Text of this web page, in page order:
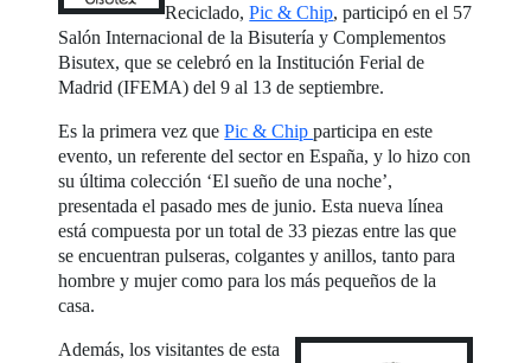
Reciclado,Pic & Chip, participó en el 57
Salón Internacional de la Bisutería y Complementos
Bisutex, que se celebró en la Institución Ferial de
Madrid (IFEMA) del 9 al 13 de septiembre.
Es la primera vez quePic & Chipparticipa en este
evento, un referente del sector en España, y lo hizo con
su última colección ‘El sueño de una noche’,
presentada el pasado mes de junio. Esta nueva línea
está compuesta por un total de 33 piezas entre las que
se encuentran pulseras, colgantes y anillos, tanto para
hombre y mujer como para los más pequeños de la
casa.
Además, los visitantes de esta